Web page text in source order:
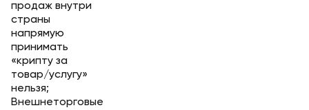
продаж внутри
страны
напрямую
принимать
«крипту за
товар/услугу»
нельзя;
Внешнеторговые